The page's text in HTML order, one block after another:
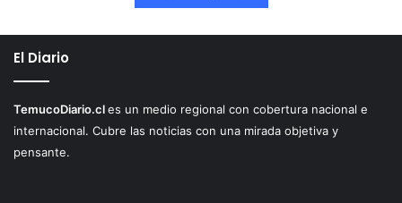
El Diario
TemucoDiario.cles un medio regional con cobertura nacional e
internacional. Cubre las noticias con una mirada objetiva y
pensante.